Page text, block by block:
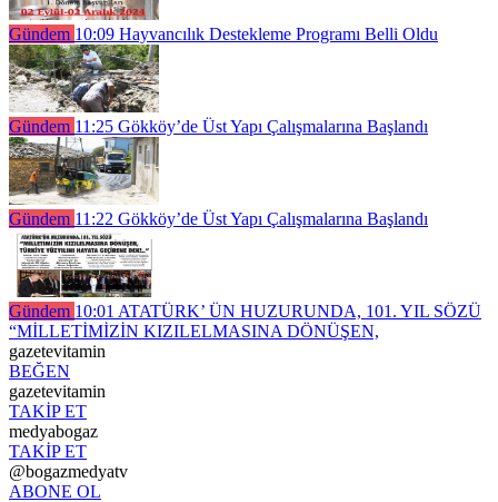
Gündem 10:09 Hayvancılık Destekleme Programı Belli Oldu
Gündem 11:25 Gökköy’de Üst Yapı Çalışmalarına Başlandı
Gündem 11:22 Gökköy’de Üst Yapı Çalışmalarına Başlandı
Gündem 10:01 ATATÜRK’ ÜN HUZURUNDA, 101. YIL SÖZÜ
“MİLLETİMİZİN KIZILELMASINA DÖNÜŞEN,
gazetevitamin
BEĞEN
gazetevitamin
TAKİP ET
medyabogaz
TAKİP ET
@bogazmedyatv
ABONE OL